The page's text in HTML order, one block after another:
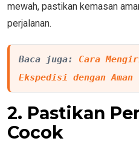
mewah, pastikan kemasan
perjalanan.
Baca juga: Cara
Ekspedisi dengan Aman
2. Pastikan
Cocok